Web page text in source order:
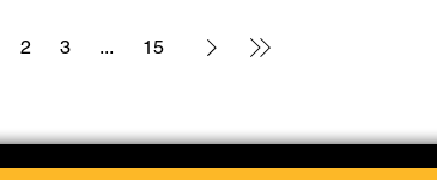
2 3 ... 15